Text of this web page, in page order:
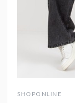
SHOPONLINE